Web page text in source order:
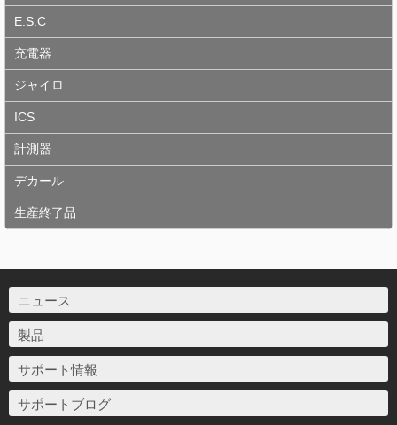
E.S.C
充電器
ジャイロ
ICS
計測器
デカール
生産終了品
ニュース
製品
サポート情報
サポートブログ